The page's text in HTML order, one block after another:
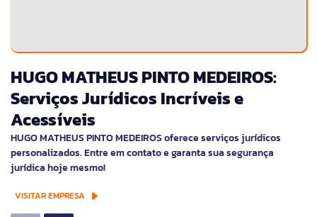
HUGO MATHEUS PINTO MEDEIROS:
Serviços Jurídicos Incríveis e
Acessíveis
HUGO MATHEUS PINTO MEDEIROS oferece serviços jurídicos
personalizados. Entre em contato e garanta sua segurança
jurídica hoje mesmo!
VISITAR EMPRESA